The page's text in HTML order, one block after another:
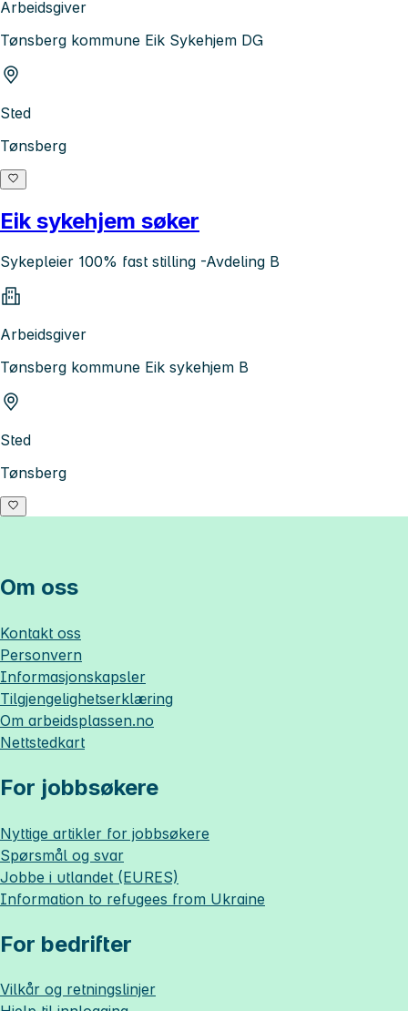
Arbeidsgiver
Tønsberg kommune Eik Sykehjem DG
Sted
Tønsberg
Eik sykehjem søker
Sykepleier 100% fast stilling -Avdeling B
Arbeidsgiver
Tønsberg kommune Eik sykehjem B
Sted
Tønsberg
Om oss
Kontakt oss
Personvern
Informasjonskapsler
Tilgjengelighetserklæring
Om arbeidsplassen.no
Nettstedkart
For jobbsøkere
Nyttige artikler for jobbsøkere
Spørsmål og svar
Jobbe i utlandet (EURES)
Information to refugees from Ukraine
For bedrifter
Vilkår og retningslinjer